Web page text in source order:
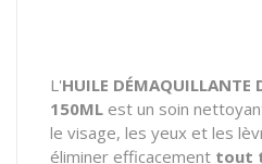
L'HUILE DÉMAQUILLANTE
150ML est un soin
le visage, les yeux et les
éliminer efficacement tout